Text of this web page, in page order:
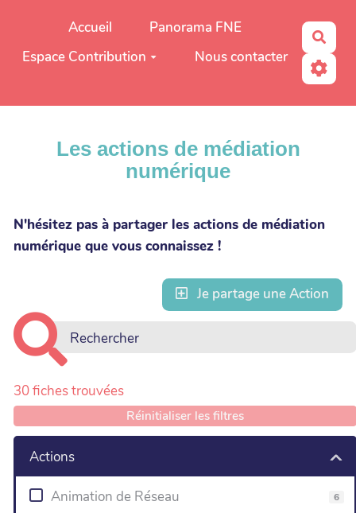
Aller au contenu principal
Accueil
Panorama FNE
Espace Contribution
Nous contacter
Les actions de médiation
numérique
N'hésitez pas à partager les actions de médiation
numérique que vous connaissez !
Je partage une Action
30fiches trouvées
Réinitialiser les filtres
Actions
Animation de Réseau 6